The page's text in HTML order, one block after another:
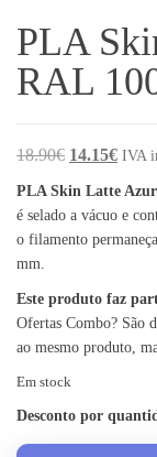
PLA
RAL
18.90€ O preço
14.15€OIVA
PLA Skin Latte
é selado a vácuo e
o filamento
mm.
Este produto faz
Ofertas Combo? São
ao mesmo produto,
Em stock
Desconto por